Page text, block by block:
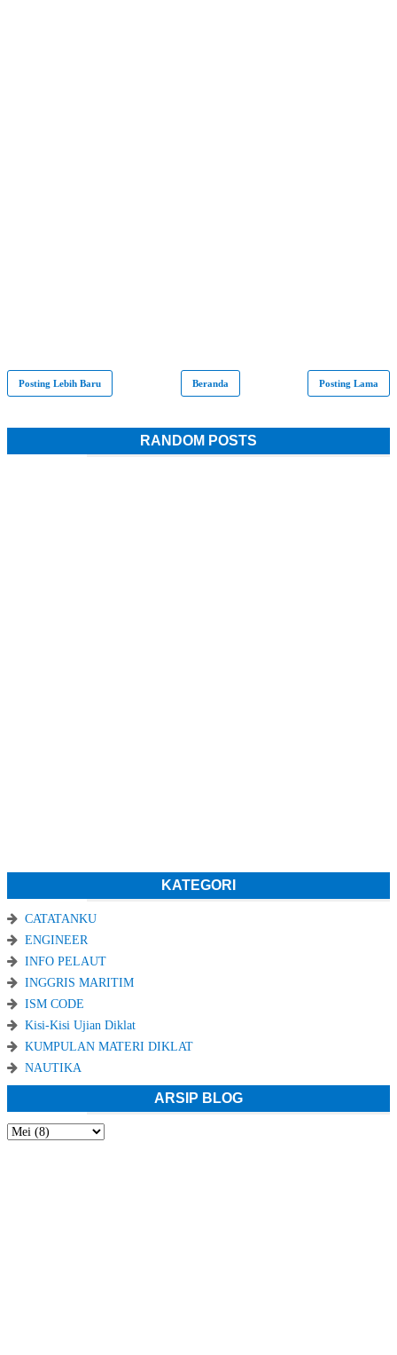
Posting Lebih Baru Posting Lama
Beranda
RANDOM POSTS
KATEGORI
CATATANKU
ENGINEER
INFO PELAUT
INGGRIS MARITIM
ISM CODE
Kisi-Kisi Ujian Diklat
KUMPULAN MATERI DIKLAT
NAUTIKA
ARSIP BLOG